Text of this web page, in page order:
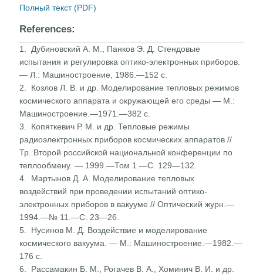
Полный текст (PDF)
References:
1. Дубиновский А. М., Панков Э. Д. Стендовые
испытания и регулировка оптико-электронных приборов.
— Л.: Маши­ностроение, 1986.—152 с.
2. Козлов Л. В. и др. Моделирование тепловых режимов
космического аппарата и окружающей его среды — М.:
Машиностроение.—1971.—382 с.
3. Копяткевич Р. М. и др. Тепловые режимы
радиоэлектрон­ных приборов космических аппаратов //
Тр. Второй рос­сийской национальной конференции по
теплообмену. — 1999.—Том 1.—С. 129—132.
4. Мартынов Д. А. Моделирование тепловых
воздействий при проведении испытаний оптико-
электронных приборов в вакууме // Оптический журн.—
1994.—№ 11.—С. 23—26.
5. Нусинов М. Д. Воздействие и моделирование
космического вакуума. — М.: Машиностроение.—1982.—
176 с.
6. Рассамакин Б. М., Рогачев В. А., Хоминич В. И. и др.